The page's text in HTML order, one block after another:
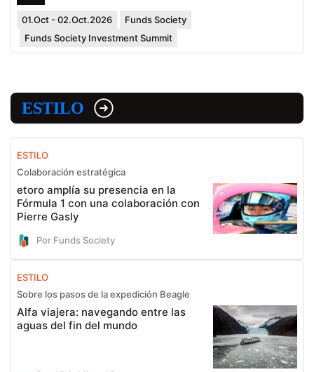
01.Oct - 02.Oct.2026
Funds Society
Funds Society Investment Summit
ESTILO
ESTILO
Colaboración estratégica
etoro amplía su presencia en la
Fórmula 1 con una colaboración con
Pierre Gasly
Por Funds Society
ESTILO
Sobre los pasos de la expedición Beagle
Alfa viajera: navegando entre las
aguas del fin del mundo